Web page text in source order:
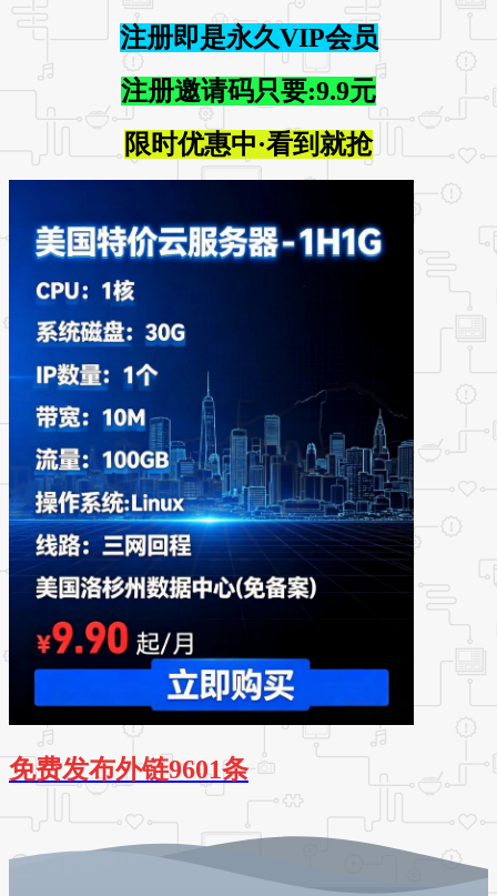
注册即是永久VIP会员
注册邀请码只要:9.9元
限时优惠中·看到就抢
免费发布外链9601条